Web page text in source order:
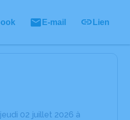
E-mail Lien
02 juillet 2026 à